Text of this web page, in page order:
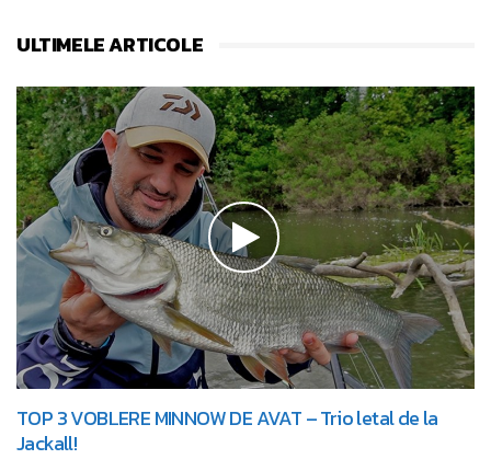
ULTIMELE ARTICOLE
TOP 3 VOBLERE MINNOW DE AVAT – Trio letal de la
Jackall!